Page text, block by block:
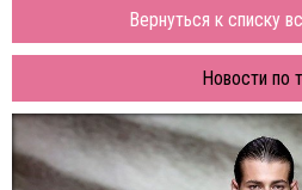
Вернуться к списку
Новости по